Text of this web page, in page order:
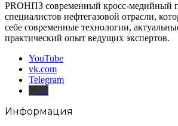
PROНПЗ современный кросс-медийный
специалистов нефтегазовой отрасли,
себе современные технологии,
практический опыт ведущих экспертов.
YouTube
vk.com
Telegram
Информация